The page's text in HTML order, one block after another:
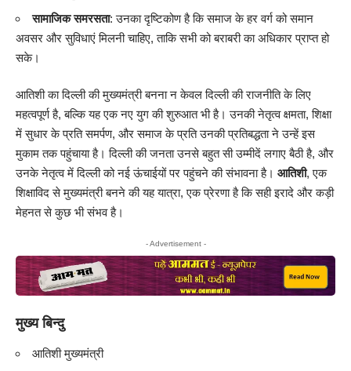
सामाजिक समरसता: उनका दृष्टिकोण है कि समाज के हर वर्ग को समान
अवसर और सुविधाएं मिलनी चाहिए, ताकि सभी को बराबरी का अधिकार प्राप्त हो
सके।
आतिशी का दिल्ली की मुख्यमंत्री बनना न केवल दिल्ली की राजनीति के लिए
महत्वपूर्ण है, बल्कि यह एक नए युग की शुरुआत भी है। उनकी नेतृत्व क्षमता, शिक्षा
में सुधार के प्रति समर्पण, और समाज के प्रति उनकी प्रतिबद्धता ने उन्हें इस
मुकाम तक पहुंचाया है। दिल्ली की जनता उनसे बहुत सी उम्मीदें लगाए बैठी है, और
उनके नेतृत्व में दिल्ली को नई ऊंचाईयों पर पहुंचने की संभावना है। आतिशी, एक
शिक्षाविद से मुख्यमंत्री बनने की यह यात्रा, एक प्रेरणा है कि सही इरादे और कड़ी
मेहनत से कुछ भी संभव है।
- Advertisement -
मुख्य बिन्दु
आतिशी मुख्यमंत्री